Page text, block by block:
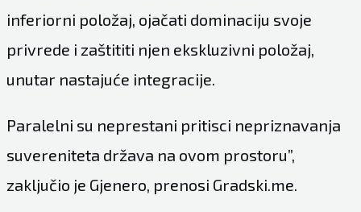
inferiorni položaj, ojačati dominaciju svoje
privrede i zaštititi njen ekskluzivni položaj,
unutar nastajuće integracije.
Paralelni su neprestani pritisci nepriznavanja
suvereniteta država na ovom prostoru”,
zaključio je Gjenero, prenosi Gradski.me.